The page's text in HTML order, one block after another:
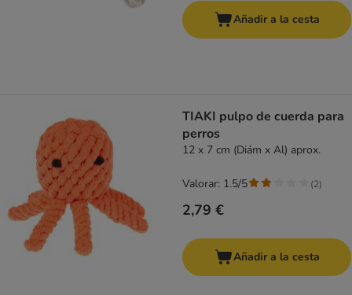
Añadir a la cesta
TIAKI pulpo de cuerda para
perros
12 x 7 cm (Diám x Al) aprox.
2,79 €
Valorar: 1.5/5 (2)
Añadir a la cesta